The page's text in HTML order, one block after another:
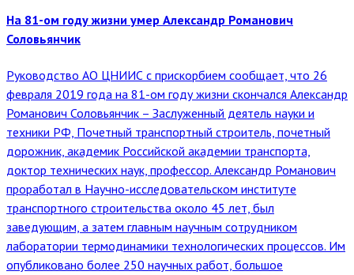
На 81-ом году жизни умер Александр Романович
Соловьянчик
Руководство АО ЦНИИС с прискорбием сообщает, что 26
февраля 2019 года на 81-ом году жизни скончался Александр
Романович Соловьянчик – Заслуженный деятель науки и
техники РФ, Почетный транспортный строитель, почетный
дорожник, академик Российской академии транспорта,
доктор технических наук, профессор. Александр Романович
проработал в Научно-исследовательском институте
транспортного строительства около 45 лет, был
заведующим, а затем главным научным сотрудником
лаборатории термодинамики технологических процессов. Им
опубликовано более 250 научных работ, большое